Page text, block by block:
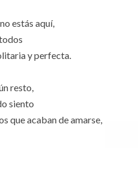
estás aquí,
y perfecta.
resto,
siento
que acaban de amarse,